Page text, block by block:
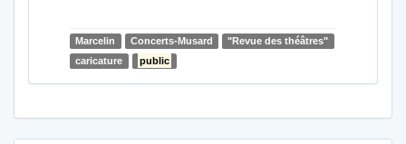
Marcelin Concerts-Musard
"Revue des théâtres"
caricature
public